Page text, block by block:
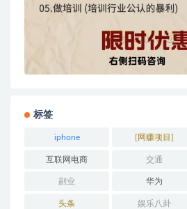
标签
iphone [网赚项目]
互联网电商 交通
副业 华为
头条 娱乐八卦